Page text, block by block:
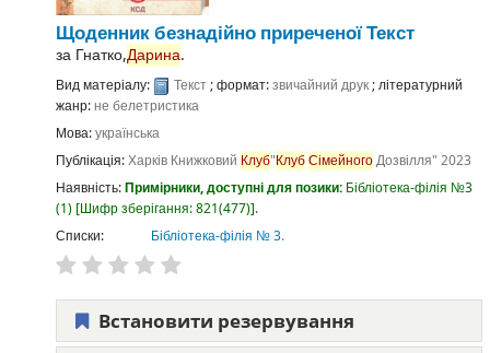
Щоденник безнадійно приреченоїТекст
за Гнатко,Дарина.
Вид матеріалу: Текст; формат:звичайний друк; літературний
жанр:не белетристика
Мова:українська
Публікація:Харків Книжковий Клуб"КлубСімейногоДозвілля" 2023
Наявність:Примірники, доступні для позики: Бібліотека-філія №3
(1) Шифр зберігання:821(477) .
Списки:
Бібліотека-філія № 3.
Встановити резервування